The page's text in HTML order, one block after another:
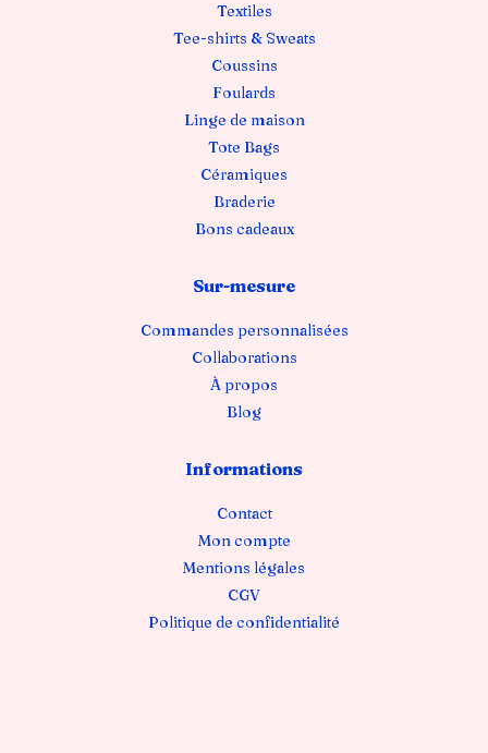
Textiles
Tee-shirts & Sweats
Coussins
Foulards
Linge de maison
Tote Bags
Céramiques
Braderie
Bons cadeaux
Sur-mesure
Commandes personnalisées
Collaborations
À propos
Blog
Informations
Contact
Mon compte
Mentions légales
CGV
Politique de confidentialité